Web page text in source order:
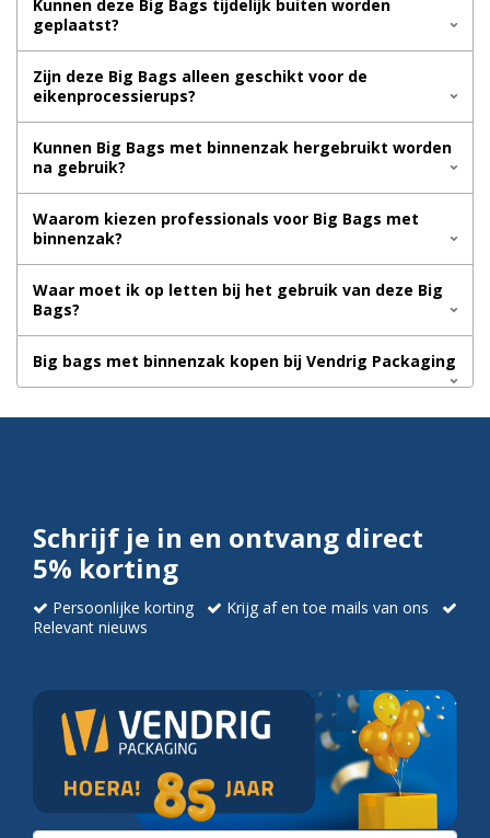
Kunnen deze Big Bags tijdelijk buiten worden
geplaatst?
Zijn deze Big Bags alleen geschikt voor de
eikenprocessierups?
Kunnen Big Bags met binnenzak hergebruikt worden
na gebruik?
Waarom kiezen professionals voor Big Bags met
binnenzak?
Waar moet ik op letten bij het gebruik van deze Big
Bags?
Big bags met binnenzak kopen bij Vendrig Packaging
Schrijf je in en ontvang direct
5% korting
Persoonlijke korting
Krijg af en toe mails van ons
Relevant nieuws